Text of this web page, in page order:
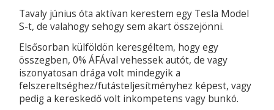
Tavaly június óta aktívan kerestem egy Tesla Model
S-t, de valahogy sehogy sem akart összejönni.
Elsősorban külföldön keresgéltem, hogy egy
összegben, 0% ÁFÁval vehessek autót, de vagy
iszonyatosan drága volt mindegyik a
felszereltséghez/futásteljesítményhez képest, vagy
pedig a kereskedő volt inkompetens vagy bunkó.